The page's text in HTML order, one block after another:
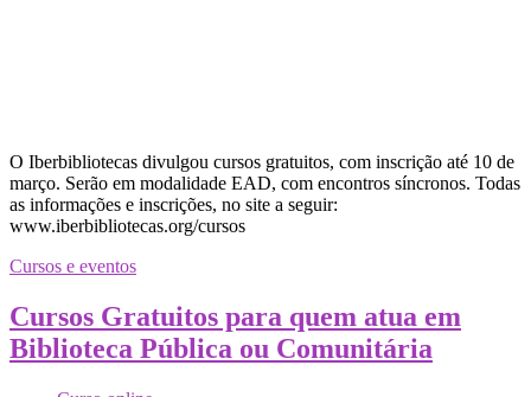
O Iberbibliotecas divulgou cursos gratuitos, com inscrição até 10 de
março. Serão em modalidade EAD, com encontros síncronos. Todas
as informações e inscrições, no site a seguir:
www.iberbibliotecas.org/cursos
Cursos e eventos
Cursos Gratuitos para quem atua em
Biblioteca Pública ou Comunitária